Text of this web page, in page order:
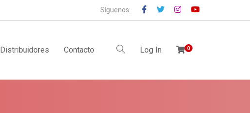
Síguenos:
Distribuidores Contacto Log In 0